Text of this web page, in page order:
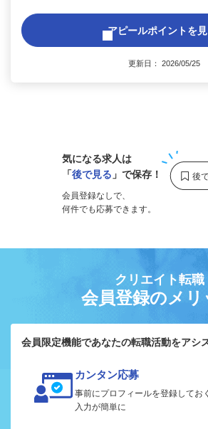
アピールポイントを
更新日： 2026/05/25
気になる求人は
「後で見る 」で保存！
会員登録なしで、
何件でも応募できます。
クリエイト転職
会員登録のメリ
会員限定機能であなたの転職活動をアシ
カンタン応募
事前にプロフィールを登録してお
入力が簡単に